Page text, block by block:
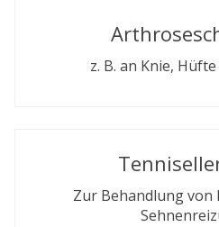
z. B. an Knie,
Zur Behandlung von